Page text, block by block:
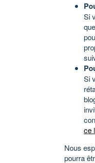
Si
Si
ce
Nous
pourra